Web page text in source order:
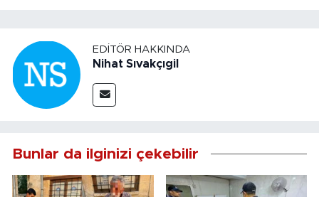
EDITÖR HAKKINDA
Nihat Sıvakçıgil
Bunlar da ilginizi çekebilir